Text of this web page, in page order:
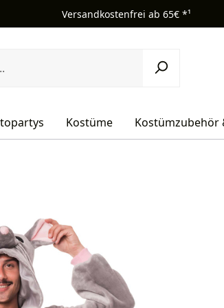
Versandkostenfrei ab 65€ *¹
Kostüme Kostümzubehör